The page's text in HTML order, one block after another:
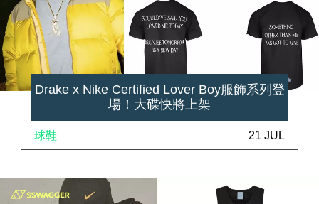
Drake x Nike Certified Lover Boy服飾系列登
場！大碟快將上架
球鞋 21 JUL